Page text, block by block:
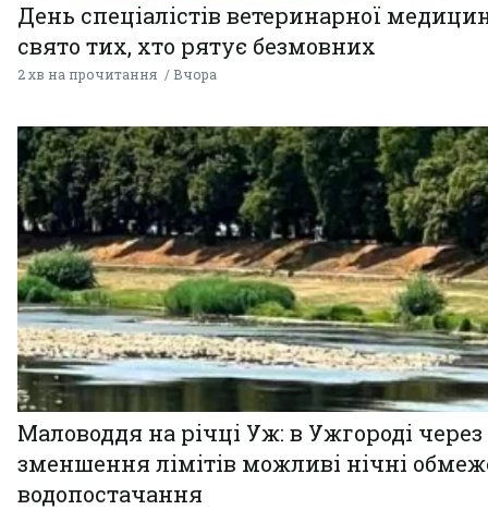
День спеціалістів ветеринарної
свято тих, хто рятує безмовних
2 хв на прочитання Вчора
Маловоддя на річці Уж: в Ужгороді через
зменшення лімітів можливі нічні
водопостачання